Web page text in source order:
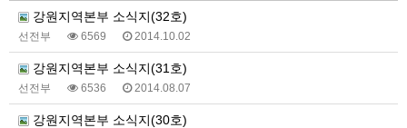
강원지역본부 소식지(32호)
선전부 6569 2014.10.02
강원지역본부 소식지(31호)
선전부 6536 2014.08.07
강원지역본부 소식지(30호)